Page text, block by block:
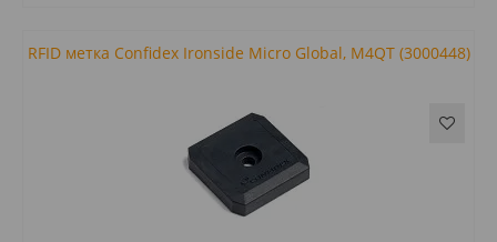
RFID метка Confidex Ironside Micro Global, M4QT (3000448)